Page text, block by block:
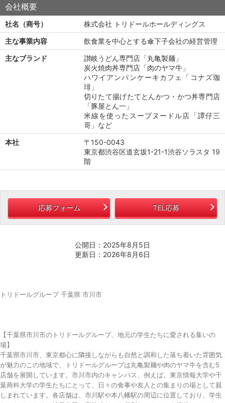
会社概要
社名（商号）
株式会社 トリドールホールディングス
主な事業内容
飲食業を中心とする傘下子会社の経営管理
主なブランド
讃岐うどん専門店「丸亀製麺」
炭火焼肉丼専門店「肉のヤマ牛」
ハワイアンパンケーキカフェ「コナズ珈
琲」
切りたて揚げたてとんかつ・かつ丼専門店
「豚屋とん一」
米線を使ったスープヌードル店「譚仔三
哥」など
本社
〒150-0043
東京都渋谷区道玄坂1-21-1渋谷ソラスタ 19
階
応募フォーム TEL応募
公開日：2025年8月5日
更新日：2026年8月6日
トリドールグループ 千葉県 市川市
【千葉県市川市のトリドールグループ、地元の学生たちに愛される集いの
場】
千葉県市川市、東京都心に隣接しながらも自然と調和した落ち着いた雰囲気
が魅力のこの地域で、トリドールグループは丸亀製麺や肉のヤマ牛を含む5
店舗を展開しています。市川市内のキャンパス、例えば、東京情報大学や千
葉商科大学の学生たちにとって、日々の食事や友人との集まりの場として親
しまれています。各店舗は、市川駅や本八幡駅の周辺に位置しており、学生